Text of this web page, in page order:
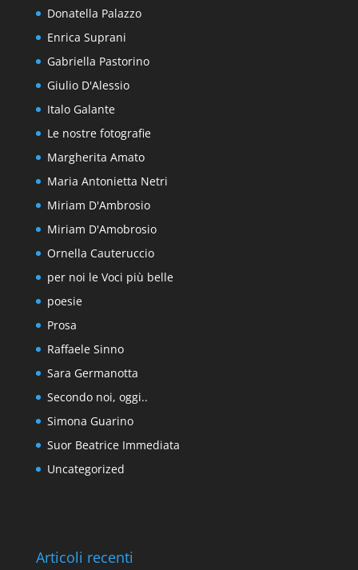
Donatella Palazzo
Enrica Suprani
Gabriella Pastorino
Giulio D'Alessio
Italo Galante
Le nostre fotografie
Margherita Amato
Maria Antonietta Netri
Miriam D'Ambrosio
Miriam D'Amobrosio
Ornella Cauteruccio
per noi le Voci più belle
poesie
Prosa
Raffaele Sinno
Sara Germanotta
Secondo noi, oggi..
Simona Guarino
Suor Beatrice Immediata
Uncategorized
Articoli recenti